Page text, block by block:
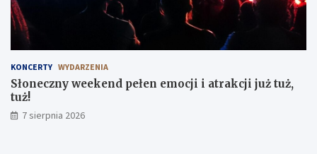
KONCERTY WYDARZENIA
Słoneczny weekend pełen emocji i atrakcji już tuż,
tuż!
7 sierpnia 2026